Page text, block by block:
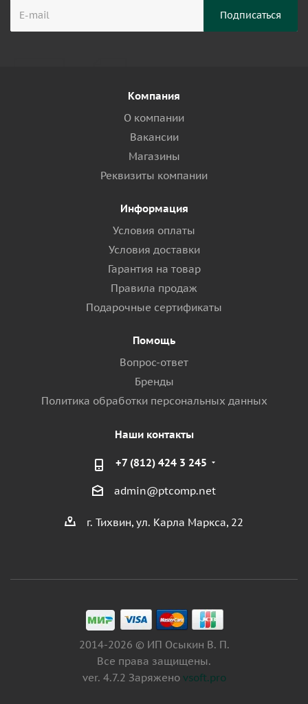
Компания
О компании
Вакансии
Магазины
Реквизиты компании
Информация
Условия оплаты
Условия доставки
Гарантия на товар
Правила продаж
Подарочные сертификаты
Помощь
Вопрос-ответ
Бренды
Политика обработки персональных данных
Наши контакты
+7 (812) 424 3 245
admin@ptcomp.net
г. Тихвин, ул. Карла Маркса, 22
2014-2026 © ИП Осыкин В. П.
Все права защищены.
ver. 4.7.2 Заряжено vsoft.pro